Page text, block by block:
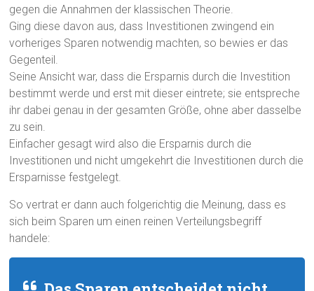
gegen die Annahmen der klassischen Theorie.
Ging diese davon aus, dass Investitionen zwingend ein
vorheriges Sparen notwendig machten, so bewies er das
Gegenteil.
Seine Ansicht war, dass die Ersparnis durch die Investition
bestimmt werde und erst mit dieser eintrete; sie entspreche
ihr dabei genau in der gesamten Größe, ohne aber dasselbe
zu sein.
Einfacher gesagt wird also die Ersparnis durch die
Investitionen und nicht umgekehrt die Investitionen durch die
Ersparnisse festgelegt.
So vertrat er dann auch folgerichtig die Meinung, dass es
sich beim Sparen um einen reinen Verteilungsbegriff
handele: